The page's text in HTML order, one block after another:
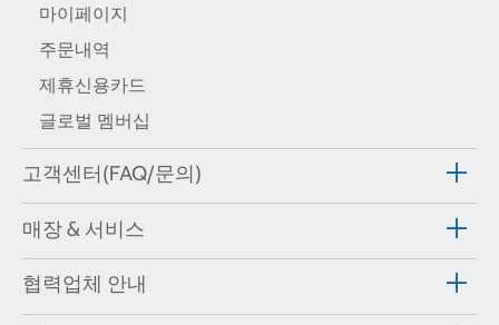
마이페이지
주문내역
제휴신용카드
글로벌 멤버십
고객센터(FAQ/문의)
매장 & 서비스
협력업체 안내